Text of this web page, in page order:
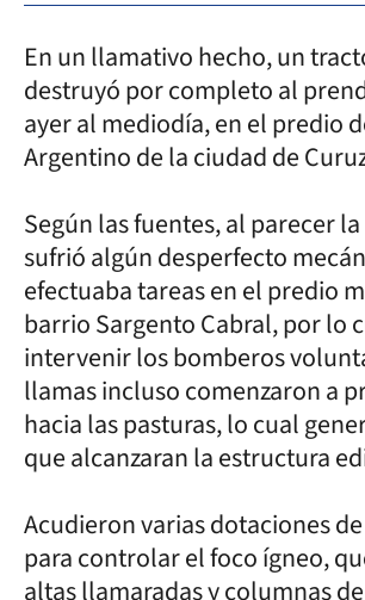
En un llamativo hecho, un
destruyó por completo al
ayer al mediodía, en el predio
Argentino de la ciudad de
Según las fuentes, al parecer
sufrió algún desperfecto
efectuaba tareas en el predio
barrio Sargento Cabral, por lo
intervenir los bomberos
llamas incluso comenzaron a
hacia las pasturas, lo cual
que alcanzaran la estructura
Acudieron varias dotaciones
para controlar el foco ígneo,
altas llamaradas y columnas